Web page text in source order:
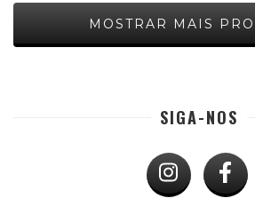
MOSTRAR MAIS
SIGA-NOS